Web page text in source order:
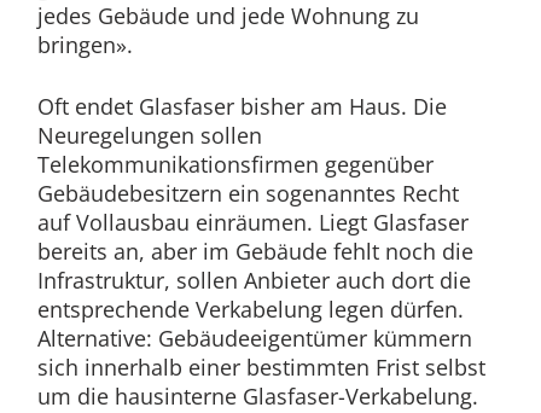
jedes Gebäude und jede Wohnung zu
bringen».
Oft endet Glasfaser bisher am Haus. Die
Neuregelungen sollen
Telekommunikationsfirmen gegenüber
Gebäudebesitzern ein sogenanntes Recht
auf Vollausbau einräumen. Liegt Glasfaser
bereits an, aber im Gebäude fehlt noch die
Infrastruktur, sollen Anbieter auch dort die
entsprechende Verkabelung legen dürfen.
Alternative: Gebäudeeigentümer kümmern
sich innerhalb einer bestimmten Frist selbst
um die hausinterne Glasfaser-Verkabelung.